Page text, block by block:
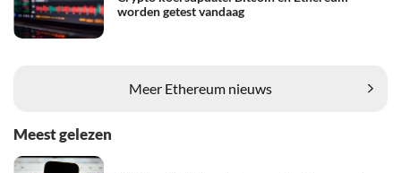
worden getest vandaag
Meer Ethereum nieuws
Meest gelezen